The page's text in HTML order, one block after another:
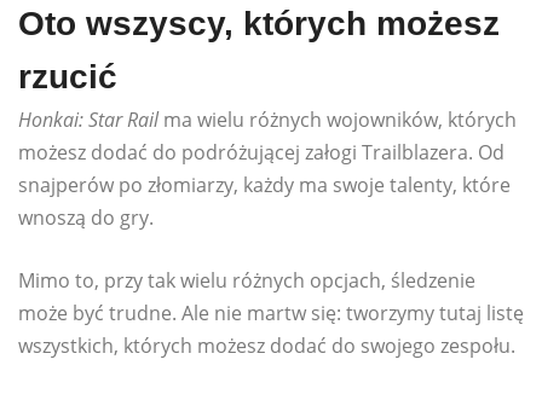
Oto wszyscy, których możesz
rzucić
Honkai: Star Railma wielu różnych wojowników, których
możesz dodać do podróżującej załogi Trailblazera. Od
snajperów po złomiarzy, każdy ma swoje talenty, które
wnoszą do gry.
Mimo to, przy tak wielu różnych opcjach, śledzenie
może być trudne. Ale nie martw się: tworzymy tutaj listę
wszystkich, których możesz dodać do swojego zespołu.